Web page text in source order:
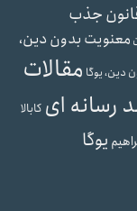
جذب
معنویت بدون دین،
دین، یوگا مقالات
رسانه ای کابالا
یوگا